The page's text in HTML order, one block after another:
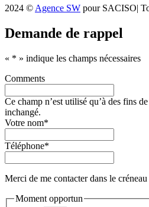
2024 © Agence SW pour SACISO|
Demande de rappel
« * » indique les champs nécessaires
Comments
Ce champ n’est utilisé qu’à des fins
inchangé.
Votre nom*
Téléphone*
Merci de me contacter dans le
Moment opportun